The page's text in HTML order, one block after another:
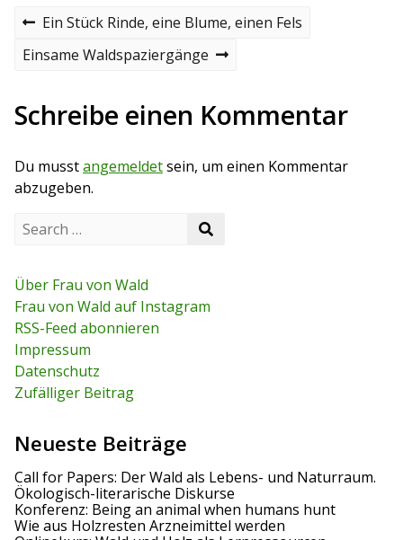
B
e
t
r
a
g
s
n
a
v
i
g
a
t
i
P
e
o
u
o
s
t
Ein Stück Rinde, eine Blume, einen Fels
N
t
p
t
Einsame Waldspaziergänge
Schreibe einen Kommentar
Du musstangemeldetsein, um einen Kommentar
abzugeben.
c
h
f
o
r
:
Über Frau von Wald
Frau von Wald auf Instagram
RSS-Feed abonnieren
Impressum
Datenschutz
Zufälliger Beitrag
Neueste Beiträge
Call for Papers: Der Wald als Lebens- und Naturraum.
Ökologisch-literarische Diskurse
Konferenz: Being an animal when humans hunt
Wie aus Holzresten Arzneimittel werden